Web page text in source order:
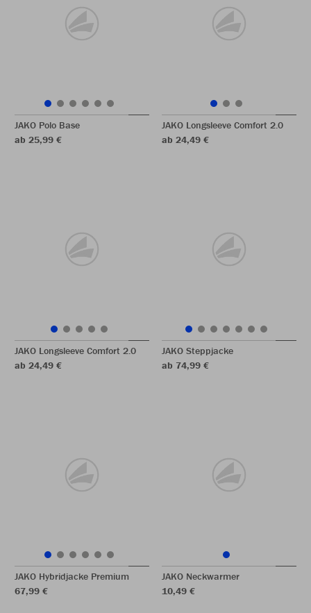
JAKO Polo Base
ab 25,99 €
JAKO Longsleeve Comfort 2.0
ab 24,49 €
JAKO Longsleeve Comfort 2.0
ab 24,49 €
JAKO Steppjacke
ab 74,99 €
JAKO Hybridjacke Premium
67,99 €
JAKO Neckwarmer
10,49 €